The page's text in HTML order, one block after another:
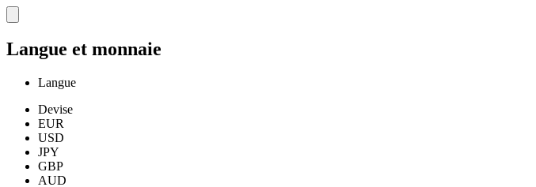
Langue et monnaie
Langue
Devise
EUR
USD
JPY
GBP
AUD